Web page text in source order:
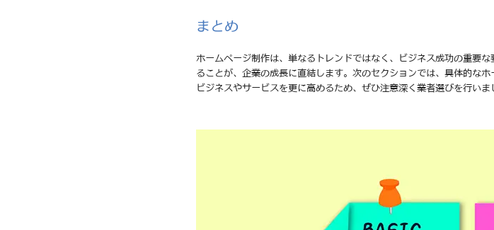
まとめ
ホームページ制作は、単なるトレンドではなく、ビジネス成功の重要
ることが、企業の成長に直結します。次のセクションでは、具体的な
ビジネスやサービスを更に高めるため、ぜひ注意深く業者選びを行いま